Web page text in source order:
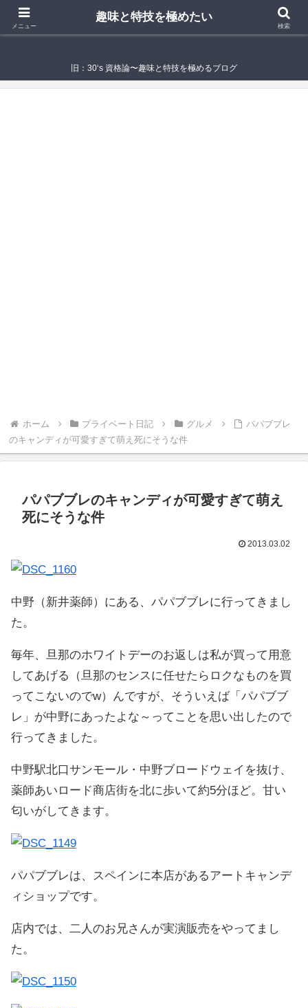
趣味と特技を極めたい
旧：30‘s 資格論〜趣味と特技を極めるブログ
ホーム プライベート日記 グルメ
パパブブレ
のキャンディが可愛すぎて萌え死にそうな件
パパブブレのキャンディが可愛すぎて萌え
死にそうな件
2013.03.02
中野（新井薬師）にある、パパブブレに行ってきまし
た。
毎年、旦那のホワイトデーのお返しは私が買って用意
してあげる（旦那のセンスに任せたらロクなものを買
ってこないのでw）んですが、そういえば「パパブブ
レ」が中野にあったよな～ってことを思い出したので
行ってきました。
中野駅北口サンモール・中野ブロードウェイを抜け、
薬師あいロード商店街を北に歩いて約5分ほど。甘い
匂いがしてきます。
パパブブレは、スペインに本店があるアートキャンデ
ィショップです。
店内では、二人のお兄さんが実演販売をやってまし
た。
メニュー
趣味と特技を極めたい
検索